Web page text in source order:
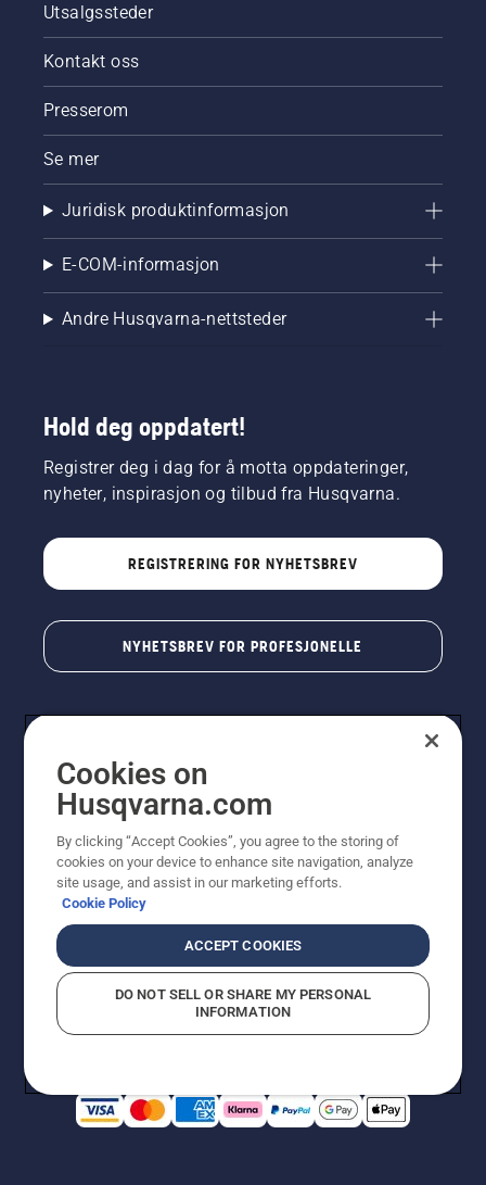
Utsalgssteder
Kontakt oss
Presserom
Se mer
Juridisk produktinformasjon
E-COM-informasjon
Andre Husqvarna-nettsteder
Hold deg oppdatert!
Registrer deg i dag for å motta oppdateringer,
nyheter, inspirasjon og tilbud fra Husqvarna.
REGISTRERING FOR NYHETSBREV
NYHETSBREV FOR PROFESJONELLE
© Husqvarna AB (utgiver). Med enerett. Angitte priser
er veiledende priser. Alle oppgitte priser er veiledende
tilgjengelig for direkte kjøp.
Rapportering av mistanker om regelbruddÅpenhetsloven
Likestilling
Cookies on
Husqvarna.com
By clicking “Accept Cookies”, you agree to the storing of
cookies on your device to enhance site navigation, analyze
site usage, and assist in our marketing efforts.
Cookie Policy
ACCEPT COOKIES
DO NOT SELL OR SHARE MY PERSONAL
INFORMATION